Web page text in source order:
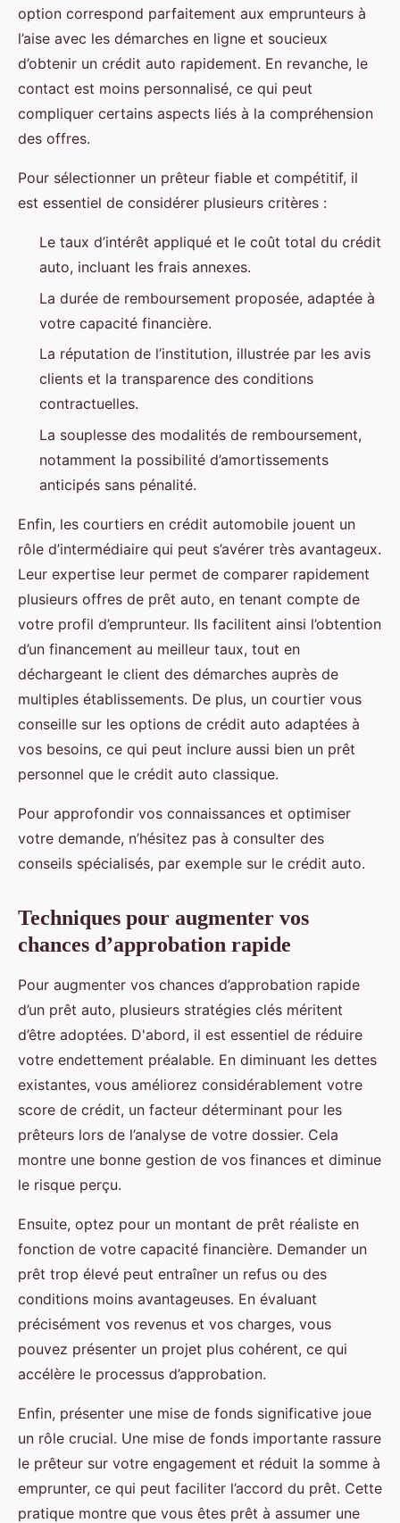
option correspond parfaitement aux emprunteurs à
l’aise avec les démarches en ligne et soucieux
d’obtenir un crédit auto rapidement. En revanche, le
contact est moins personnalisé, ce qui peut
compliquer certains aspects liés à la compréhension
des offres.
Pour sélectionner un prêteur fiable et compétitif, il
est essentiel de considérer plusieurs critères :
Le taux d’intérêt appliqué et le coût total du crédit
auto, incluant les frais annexes.
La durée de remboursement proposée, adaptée à
votre capacité financière.
La réputation de l’institution, illustrée par les avis
clients et la transparence des conditions
contractuelles.
La souplesse des modalités de remboursement,
notamment la possibilité d’amortissements
anticipés sans pénalité.
Enfin, les courtiers en crédit automobile jouent un
rôle d’intermédiaire qui peut s’avérer très avantageux.
Leur expertise leur permet de comparer rapidement
plusieurs offres de prêt auto, en tenant compte de
votre profil d’emprunteur. Ils facilitent ainsi l’obtention
d’un financement au meilleur taux, tout en
déchargeant le client des démarches auprès de
multiples établissements. De plus, un courtier vous
conseille sur les options de crédit auto adaptées à
vos besoins, ce qui peut inclure aussi bien un prêt
personnel que le crédit auto classique.
Pour approfondir vos connaissances et optimiser
votre demande, n’hésitez pas à consulter des
conseils spécialisés, par exemple sur le crédit auto.
Techniques pour augmenter vos
chances d’approbation rapide
Pour augmenter vos chances d’approbation rapide
d’un prêt auto, plusieurs stratégies clés méritent
d’être adoptées. D'abord, il est essentiel de réduire
votre endettement préalable. En diminuant les dettes
existantes, vous améliorez considérablement votre
score de crédit, un facteur déterminant pour les
prêteurs lors de l’analyse de votre dossier. Cela
montre une bonne gestion de vos finances et diminue
le risque perçu.
Ensuite, optez pour un montant de prêt réaliste en
fonction de votre capacité financière. Demander un
prêt trop élevé peut entraîner un refus ou des
conditions moins avantageuses. En évaluant
précisément vos revenus et vos charges, vous
pouvez présenter un projet plus cohérent, ce qui
accélère le processus d’approbation.
Enfin, présenter une mise de fonds significative joue
un rôle crucial. Une mise de fonds importante rassure
le prêteur sur votre engagement et réduit la somme à
emprunter, ce qui peut faciliter l’accord du prêt. Cette
pratique montre que vous êtes prêt à assumer une